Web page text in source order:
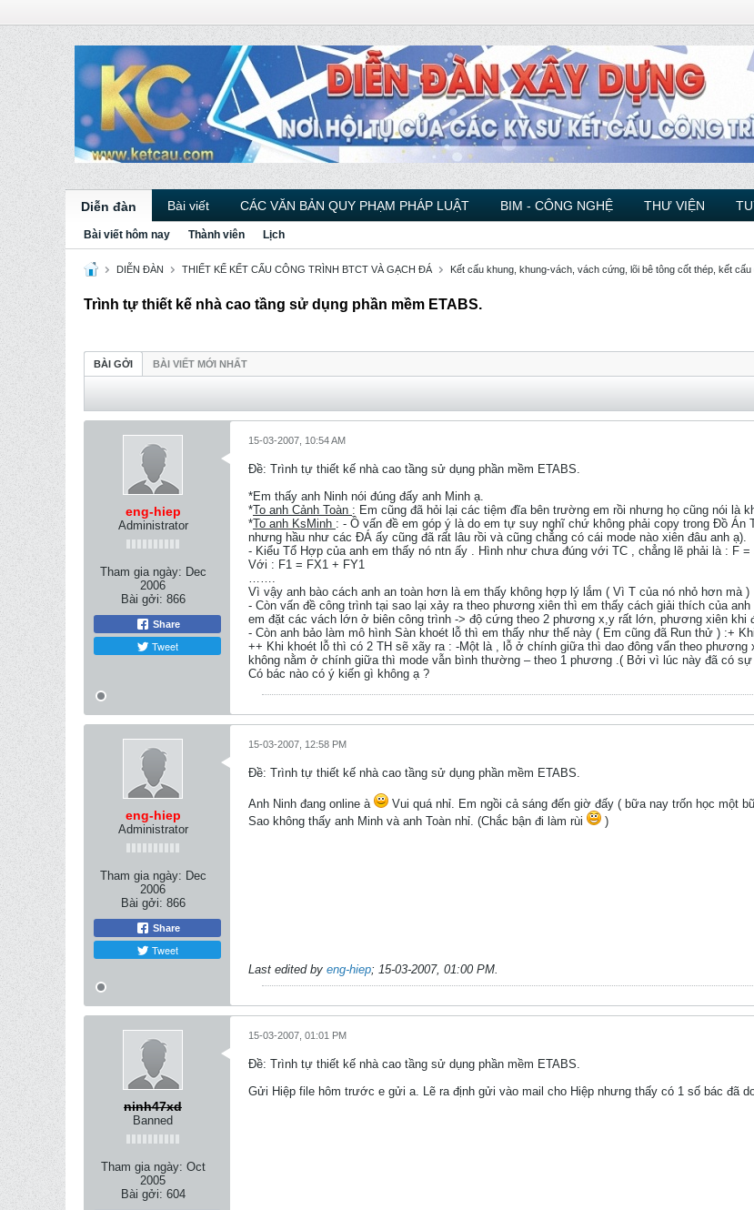
Diễn đàn Bài viết CÁC VĂN BẢN QUY PHẠM PHÁP LUẬT BIM - CÔNG NGHỆ THƯ VIỆN
Bài viết hôm nay Thành viên Lịch
DIỄN ĐÀN THIẾT KẾ KẾT CẤU CÔNG TRÌNH BTCT VÀ GẠCH ĐÁ Kết cấu khung, khung-vách, vách cứng, lõi bê tông cốt thép, kết cấu
Trình tự thiết kế nhà cao tầng sử dụng phần mềm ETABS.
BÀI GỞI BÀI VIẾT MỚI NHẤT
eng-hiep
Administrator
Tham gia ngày: Dec
2006
Bài gởi: 866
Share
Tweet
15-03-2007, 10:54 AM
Ðề: Trình tự thiết kế nhà cao tầng sử dụng phần mềm ETABS.
*Em thấy anh Ninh nói đúng đấy anh Minh ạ.
*To anh Cảnh Toàn : Em cũng đã hỏi lại các tiệm đĩa bên trường em rồi nhưng họ cũng nói là
*To anh KsMinh : - Ồ vấn đề em góp ý là do em tự suy nghĩ chứ không phải copy trong Đồ
nhưng hầu như các ĐÁ ấy cũng đã rất lâu rồi và cũng chẳng có cái mode nào xiên đâu anh ạ).
- Kiểu Tổ Hợp của anh em thấy nó ntn ấy . Hình như chưa đúng với TC , chẳng lẽ phải là : F =
Với : F1 = FX1 + FY1
…….
Vì vậy anh bào cách anh an toàn hơn là em thấy không hợp lý lắm ( Vì T của nó nhỏ hơn mà )
- Còn vấn đề công trình tại sao lại xảy ra theo phương xiên thì em thấy cách giải thích của
em đặt các vách lớn ở biên công trình -> độ cứng theo 2 phương x,y rất lớn, phương xiên khi
- Còn anh bảo làm mô hình Sàn khoét lỗ thì em thấy như thế này ( Em cũng đã Run thử ) :+
++ Khi khoét lỗ thì có 2 TH sẽ xãy ra : -Một là , lỗ ở chính giữa thì dao đông vẩn theo
không nằm ở chính giữa thì mode vẫn bình thường – theo 1 phương .( Bởi vì lúc này đã có
Có bác nào có ý kiến gì không ạ ?
eng-hiep
Administrator
Tham gia ngày: Dec
2006
Bài gởi: 866
Share
Tweet
15-03-2007, 12:58 PM
Ðề: Trình tự thiết kế nhà cao tầng sử dụng phần mềm ETABS.
Anh Ninh đang online à Vui quá nhỉ. Em ngồi cả sáng đến giờ đấy ( bữa nay trốn học một
Sao không thấy anh Minh và anh Toàn nhỉ. (Chắc bận đi làm rùi
)
Last edited by eng-hiep; 15-03-2007, 01:00 PM.
ninh47xd
Banned
Tham gia ngày: Oct
2005
Bài gởi: 604
15-03-2007, 01:01 PM
Ðề: Trình tự thiết kế nhà cao tầng sử dụng phần mềm ETABS.
Gửi Hiệp file hôm trước e gửi a. Lẽ ra định gửi vào mail cho Hiệp nhưng thấy có 1 số bác đã